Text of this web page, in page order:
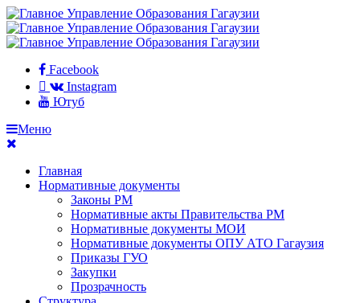
Facebook
Instagram
Ютуб
Меню
Главная
Нормативные документы
Законы РМ
Нормативные акты Правительства РМ
Нормативные документы МОИ
Нормативные документы ОПУ АТО Гагаузия
Приказы ГУО
Закупки
Прозрачность